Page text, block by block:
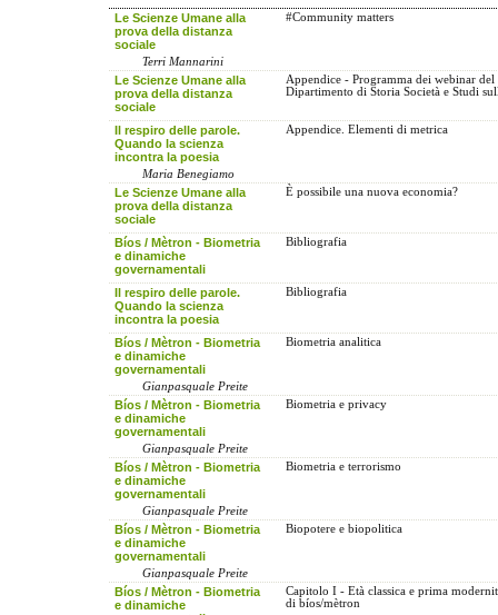
Le Scienze Umane alla
prova della distanza
sociale
#Community matters
Terri Mannarini
Le Scienze Umane alla
prova della distanza
sociale
Appendice - Programma dei webinar del
Dipartimento di Storia Società e Studi
Il respiro delle parole.
Quando la scienza
incontra la poesia
Appendice. Elementi di metrica
Maria Benegiamo
Le Scienze Umane alla
prova della distanza
sociale
È possibile una nuova economia?
Bíos / Mètron - Biometria
e dinamiche
governamentali
Bibliografia
Il respiro delle parole.
Quando la scienza
incontra la poesia
Bibliografia
Bíos / Mètron - Biometria
e dinamiche
governamentali
Biometria analitica
Gianpasquale Preite
Bíos / Mètron - Biometria
e dinamiche
governamentali
Biometria e privacy
Gianpasquale Preite
Bíos / Mètron - Biometria
e dinamiche
governamentali
Biometria e terrorismo
Gianpasquale Preite
Bíos / Mètron - Biometria
e dinamiche
governamentali
Biopotere e biopolitica
Gianpasquale Preite
Bíos / Mètron - Biometria
e dinamiche
Capitolo I - Età classica e prima
di bíos/mètron